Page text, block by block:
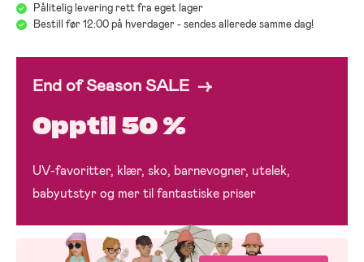
Pålitelig levering rett fra eget lager
Bestill før 12:00 på hverdager - sendes allerede samme dag!
End of Season SALE →
Opptil 50 %
UV-favoritter, klær, sko, barnevogner, utelek,
babyutstyr og mer til fantastiske priser